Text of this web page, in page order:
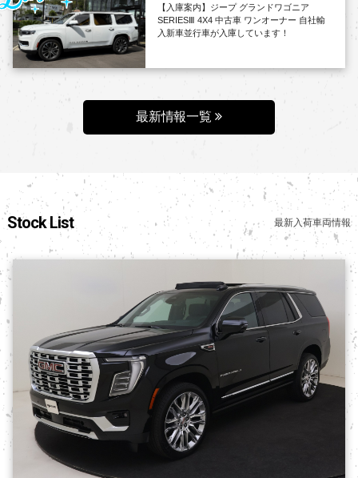
【入庫案内】ジープ グランドワゴニア
SERIESⅢ 4X4 中古車 ワンオーナー 自社輸
入新車並行車が入庫しています！
最新情報一覧
Stock List 最新入荷車両情報